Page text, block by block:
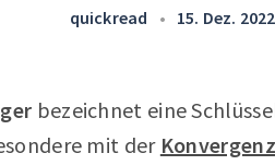
quickread • 15. Dez. 2022
bezeichnet eine
mit der